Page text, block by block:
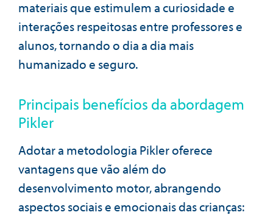
materiais que estimulem a curiosidade e
interações respeitosas entre professores e
alunos, tornando o dia a dia mais
humanizado e seguro.
Principais benefícios da abordagem
Pikler
Adotar a metodologia Pikler oferece
vantagens que vão além do
desenvolvimento motor, abrangendo
aspectos sociais e emocionais das crianças: